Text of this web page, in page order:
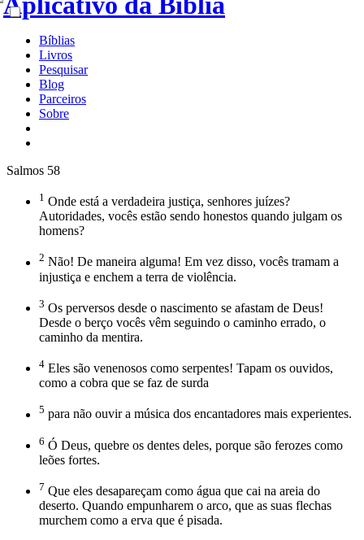
Bíblias
Livros
Pesquisar
Blog
Parceiros
Sobre
Salmos 58
1 Onde está a verdadeira justiça, senhores juízes?
Autoridades, vocês estão sendo honestos quando julgam os
homens?
2 Não! De maneira alguma! Em vez disso, vocês tramam a
injustiça e enchem a terra de violência.
3 Os perversos desde o nascimento se afastam de Deus!
Desde o berço vocês vêm seguindo o caminho errado, o
caminho da mentira.
4 Eles são venenosos como serpentes! Tapam os ouvidos,
como a cobra que se faz de surda
5 para não ouvir a música dos encantadores mais experientes.
6 Ó Deus, quebre os dentes deles, porque são ferozes como
leões fortes.
7 Que eles desapareçam como água que cai na areia do
deserto. Quando empunharem o arco, que as suas flechas
murchem como a erva que é pisada.